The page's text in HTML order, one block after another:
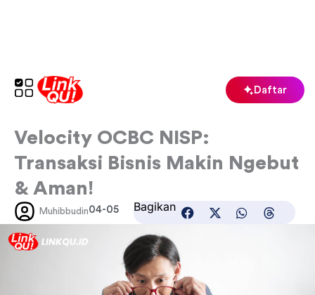
Daftar
Velocity OCBC NISP:
Transaksi Bisnis Makin Ngebut
& Aman!
Muhibbudin04-05 Bagikan